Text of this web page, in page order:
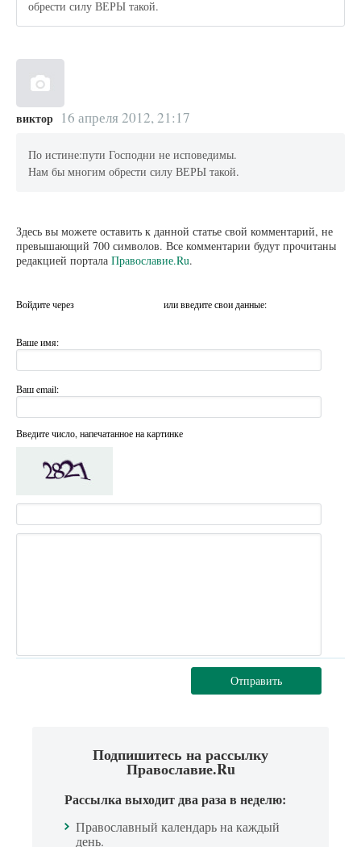
обрести силу ВЕРЫ такой.
виктор 16 апреля 2012, 21:17
По истине:пути Господни не исповедимы.
Нам бы многим обрести силу ВЕРЫ такой.
Здесь вы можете оставить к данной статье свой комментарий, не
превышающий 700 символов. Все комментарии будут прочитаны
редакцией портала Православие.Ru.
Войдите через или введите свои данные:
Ваше имя:
Ваш email:
Введите число, напечатанное на картинке
Отправить
Подпишитесь на рассылку
Православие.Ru
Рассылка выходит два раза в неделю:
Православный календарь на каждый
день.